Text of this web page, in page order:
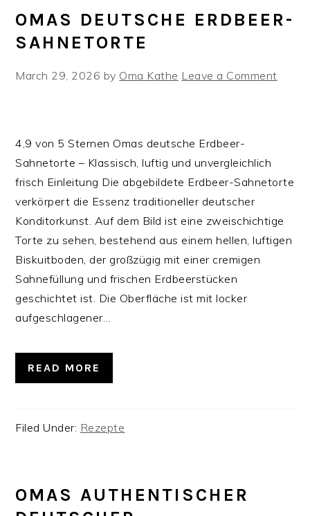
OMAS DEUTSCHE ERDBEER-
SAHNETORTE
March 29, 2026 by Oma Kathe Leave a Comment
4,9 von 5 Sternen Omas deutsche Erdbeer-
Sahnetorte – Klassisch, luftig und unvergleichlich
frisch Einleitung Die abgebildete Erdbeer-Sahnetorte
verkörpert die Essenz traditioneller deutscher
Konditorkunst. Auf dem Bild ist eine zweischichtige
Torte zu sehen, bestehend aus einem hellen, luftigen
Biskuitboden, der großzügig mit einer cremigen
Sahnefüllung und frischen Erdbeerstücken
geschichtet ist. Die Oberfläche ist mit locker
aufgeschlagener…
READ MORE
Filed Under: Rezepte
OMAS AUTHENTISCHER